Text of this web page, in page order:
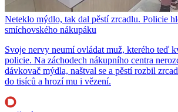
Neteklo mýdlo, tak dal pěstí zrcadlu. Policie
smíchovského nákupáku
Svoje nervy neumí ovládat muž, kterého teď
policie. Na záchodech nákupního centra
dávkovač mýdla, naštval se a pěstí rozbil
do tisíců a hrozí mu i vězení.